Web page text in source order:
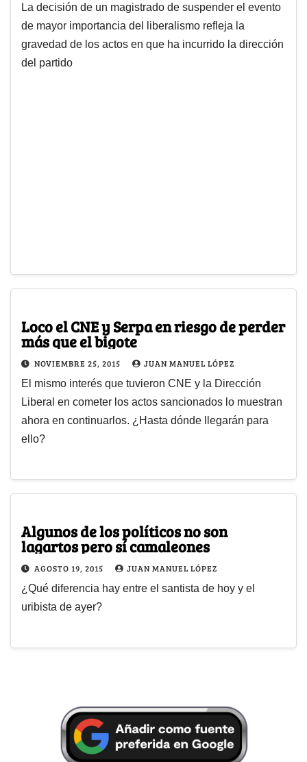
La decisión de un magistrado de suspender el evento
de mayor importancia del liberalismo refleja la
gravedad de los actos en que ha incurrido la dirección
del partido
Loco el CNE y Serpa en riesgo de perder
más que el bigote
NOVIEMBRE 25, 2015 JUAN MANUEL LÓPEZ
El mismo interés que tuvieron CNE y la Dirección
Liberal en cometer los actos sancionados lo muestran
ahora en continuarlos. ¿Hasta dónde llegarán para
ello?
Algunos de los políticos no son
lagartos pero sí camaleones
AGOSTO 19, 2015 JUAN MANUEL LÓPEZ
¿Qué diferencia hay entre el santista de hoy y el
uribista de ayer?